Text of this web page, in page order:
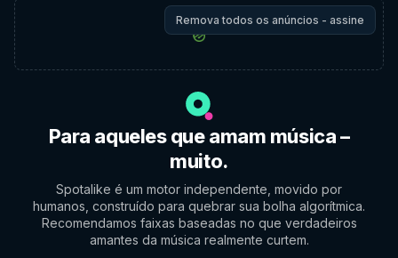
Remova todos os anúncios - assine
Para aqueles que amam música –
muito.
Spotalike é um motor independente, movido por
humanos, construído para quebrar sua bolha algorítmica.
Recomendamos faixas baseadas no que verdadeiros
amantes da música realmente curtem.